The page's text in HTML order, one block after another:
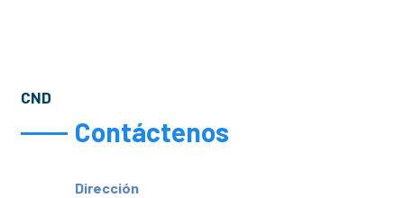
CND
Contáctenos
Dirección